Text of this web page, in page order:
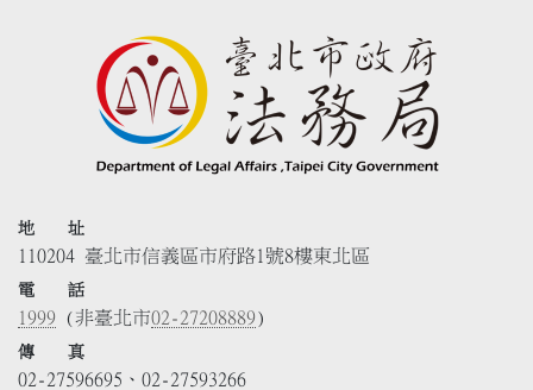
地 址
110204 臺北市信義區市府路1號8樓東北區
電 話
1999 (非臺北市02-27208889)
傳 真
02-27596695、02-27593266